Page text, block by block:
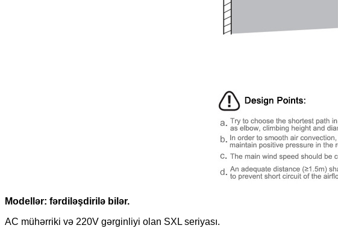
Modellər: fərdiləşdirilə bilər.
AC mühərriki və 220V gərginliyi olan SXL seriyası.